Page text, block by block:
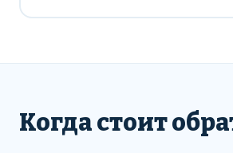
Когда стоит